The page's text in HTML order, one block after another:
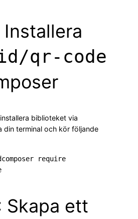
Installera
qr-code
biblioteket via
din terminal och kör följande
composer require
Skapa ett